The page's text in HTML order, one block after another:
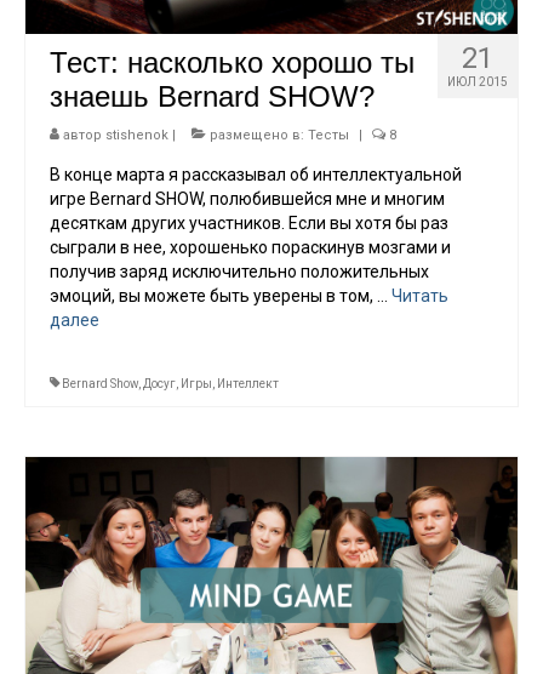
21
ИЮЛ 2015
Тест: насколько хорошо ты
знаешь Bernard SHOW?
автор stishenok | размещено в: Тесты | 8
В конце марта я рассказывал об интеллектуальной
игре Bernard SHOW, полюбившейся мне и многим
десяткам других участников. Если вы хотя бы раз
сыграли в нее, хорошенько пораскинув мозгами и
получив заряд исключительно положительных
эмоций, вы можете быть уверены в том, … Читать
далее
Bernard Show Досуг Игры Интеллект